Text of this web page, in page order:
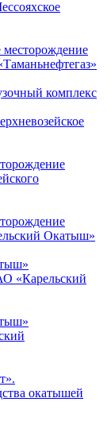
комплекс